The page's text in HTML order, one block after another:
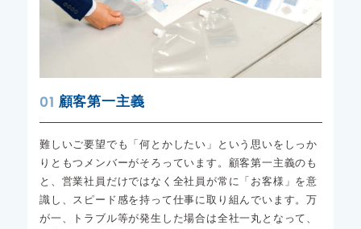
01 顧客第一主義
難しいご要望でも「何とかしたい」という思いをしっか
りともつメンバーがそろっています。顧客第一主義のも
と、営業社員だけではなく全社員が常に「お客様」を意
識し、スピード感を持って仕事に取り組んでいます。万
が一、トラブル等が発生した場合は全社一丸となって、